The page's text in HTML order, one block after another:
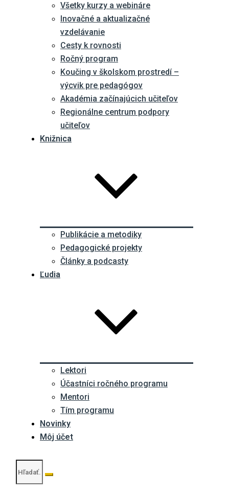
Všetky kurzy a webináre
Inovačné a aktualizačné
vzdelávanie
Cesty k rovnosti
Ročný program
Koučing v školskom prostredí –
výcvik pre pedagógov
Akadémia začínajúcich učiteľov
Regionálne centrum podpory
učiteľov
Knižnica
Publikácie a metodiky
Pedagogické projekty
Články a podcasty
Ľudia
Lektori
Účastníci ročného programu
Mentori
Tím programu
Novinky
Môj účet